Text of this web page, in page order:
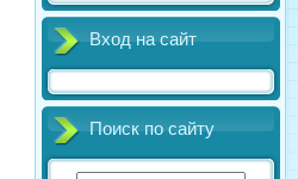
Вход на сайт
Поиск по сайту